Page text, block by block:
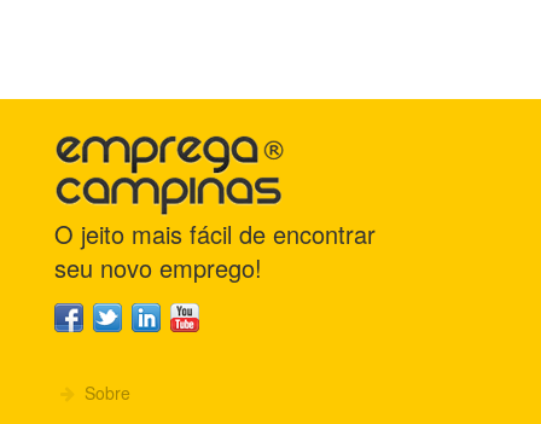
O jeito mais fácil de encontrar
seu novo emprego!
Sobre